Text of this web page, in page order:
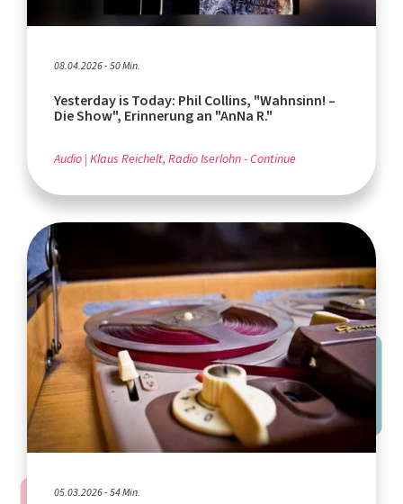
08.04.2026 - 50 Min.
Yesterday is Today: Phil Collins, "Wahnsinn! –
Die Show", Erinnerung an "AnNa R."
Audio Klaus Reichelt, Radio Iserlohn - Continue
05.03.2026 - 54 Min.